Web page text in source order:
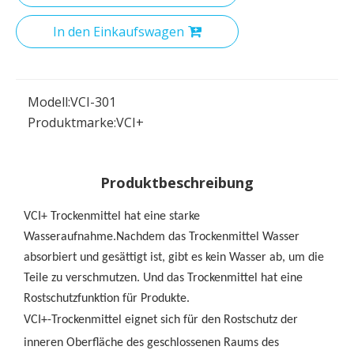
In den Einkaufswagen
Modell:VCI-301
Produktmarke:VCI+
Produktbeschreibung
VCI+ Trockenmittel hat eine starke
Wasseraufnahme.Nachdem das Trockenmittel Wasser
absorbiert und gesättigt ist, gibt es kein Wasser ab, um die
Teile zu verschmutzen. Und das Trockenmittel hat eine
Rostschutzfunktion für Produkte.
VCI+-Trockenmittel eignet sich für den Rostschutz der
inneren Oberfläche des geschlossenen Raums des